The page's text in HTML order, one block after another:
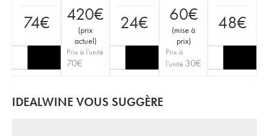
74€ 420€
(prix
actuel)
Prix à l'unité
70€
24€ 60€
(mise à
prix)
Prix à
l'unité 30€
48€
IDEALWINE VOUS SUGGÈRE